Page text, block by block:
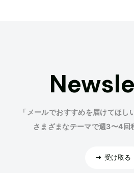
「メールでおすすめを届けてほし
さまざまなテーマで週3〜4回
受け取る